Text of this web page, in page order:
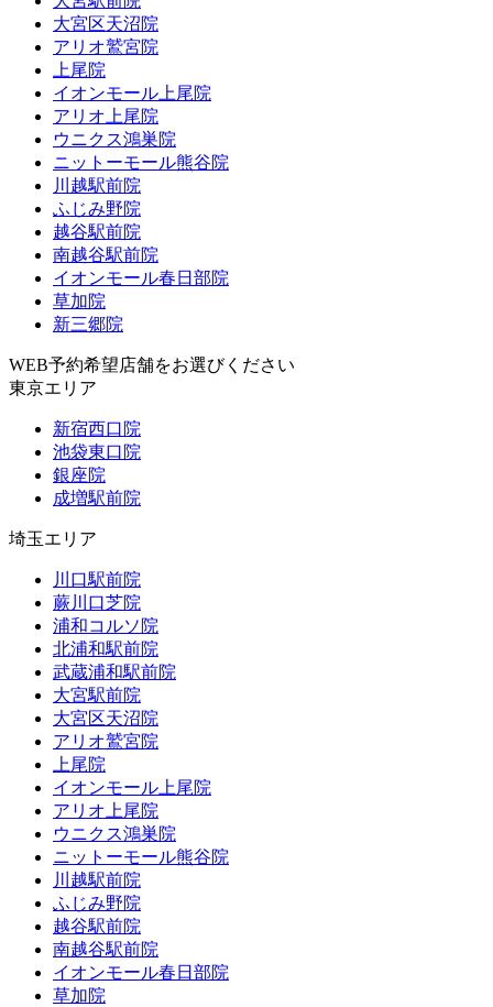
大宮区天沼院
アリオ鷲宮院
上尾院
イオンモール上尾院
アリオ上尾院
ウニクス鴻巣院
ニットーモール熊谷院
川越駅前院
ふじみ野院
越谷駅前院
南越谷駅前院
イオンモール春日部院
草加院
新三郷院
WEB予約希望店舗をお選びください
東京エリア
新宿西口院
池袋東口院
銀座院
成増駅前院
埼玉エリア
川口駅前院
蕨川口芝院
浦和コルソ院
北浦和駅前院
武蔵浦和駅前院
大宮駅前院
大宮区天沼院
アリオ鷲宮院
上尾院
イオンモール上尾院
アリオ上尾院
ウニクス鴻巣院
ニットーモール熊谷院
川越駅前院
ふじみ野院
越谷駅前院
南越谷駅前院
イオンモール春日部院
草加院